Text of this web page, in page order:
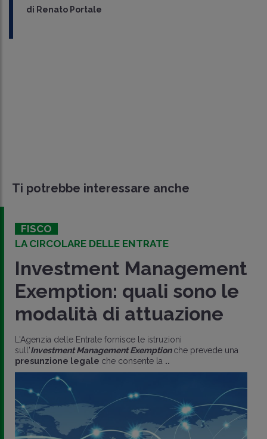
di Renato Portale
Ti potrebbe interessare anche
FISCO
LA CIRCOLARE DELLE ENTRATE
Investment Management
Exemption: quali sono le
modalità di attuazione
L'Agenzia delle Entrate fornisce le istruzioni
sull'Investment Management Exemptionche prevede una
presunzione legale che consente la ..